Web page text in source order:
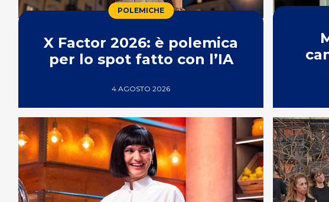
POLEMICHE
X Factor 2026: è polemica
per lo spot fatto con l’IA
4 AGOSTO 2026